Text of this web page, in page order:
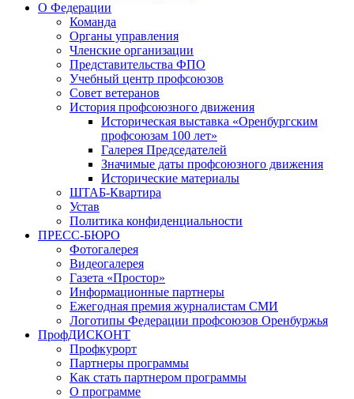
О Федерации
Команда
Органы управления
Членские организации
Представительства ФПО
Учебный центр профсоюзов
Совет ветеранов
История профсоюзного движения
Историческая выставка «Оренбургским
профсоюзам 100 лет»
Галерея Председателей
Значимые даты профсоюзного движения
Исторические материалы
ШТАБ-Квартира
Устав
Политика конфиденциальности
ПРЕСС-БЮРО
Фотогалерея
Видеогалерея
Газета «Простор»
Информационные партнеры
Ежегодная премия журналистам СМИ
Логотипы Федерации профсоюзов Оренбуржья
ПрофДИСКОНТ
Профкурорт
Партнеры программы
Как стать партнером программы
О программе